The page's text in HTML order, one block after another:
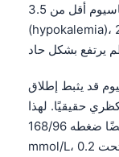
نتيجة بوتاسيوم أقل من 3.5 mmol/L هي نقص بوتاسيوم
(hypokalemia)، وأقل من 2.5 mmol/L تُعالج عادة كحالة
قد يثبط إطلاق
حقيقيًا. لهذا
السبب، فإن مريضًا ضغطه 168/96 mmHg، وبوتاسيومه 3.0
mmol/L، ورينينه تحت 0.2 ng/mL/hour، وألدوستيرونُه فقط